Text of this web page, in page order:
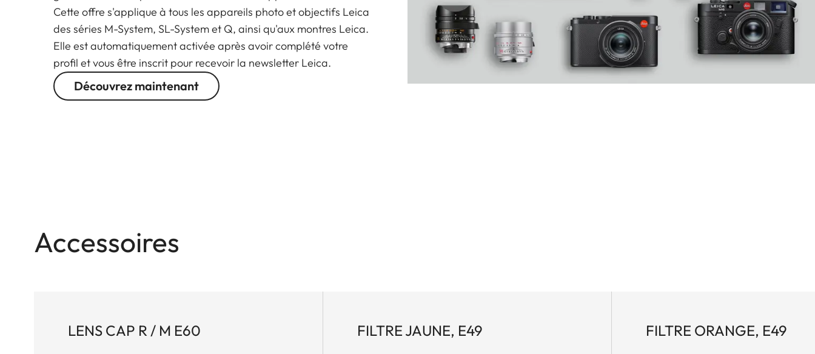
Cette offre s'applique à tous les appareils photo et objectifs Leica
des séries M-System, SL-System et Q, ainsi qu'aux montres Leica.
Elle est automatiquement activée après avoir complété votre
profil et vous être inscrit pour recevoir la newsletter Leica.
Découvrez maintenant
Accessoires
LENS CAP R / M E60 FILTRE JAUNE, E49 FILTRE ORANGE, E49